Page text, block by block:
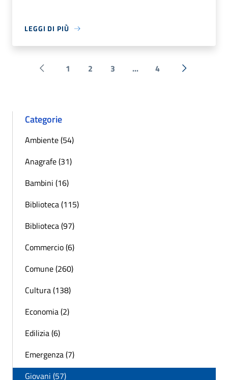
LEGGI DI PIÙ
Pagina precedente
1 2 3 ... 4 Successiva
Categorie
Ambiente (54)
Anagrafe (31)
Bambini (16)
Biblioteca (115)
Biblioteca (97)
Commercio (6)
Comune (260)
Cultura (138)
Economia (2)
Edilizia (6)
Emergenza (7)
Giovani (57)